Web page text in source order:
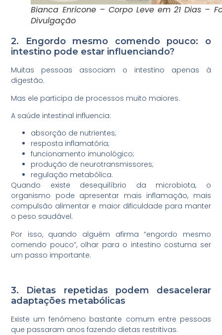
Bianca Enricone – Corpo Leve em 21 Dias –
Divulgação
2. Engordo mesmo comendo pouco: o
intestino pode estar influenciando?
Muitas pessoas associam o intestino apenas à
digestão.
Mas ele participa de processos muito maiores.
A saúde intestinal influencia:
absorção de nutrientes;
resposta inflamatória;
funcionamento imunológico;
produção de neurotransmissores;
regulação metabólica.
Quando existe desequilíbrio da microbiota, o
organismo pode apresentar mais inflamação, mais
compulsão alimentar e maior dificuldade para manter
o peso saudável.
Por isso, quando alguém afirma “engordo mesmo
comendo pouco”, olhar para o intestino costuma ser
um passo importante.
3. Dietas repetidas podem desacelerar
adaptações metabólicas
Existe um fenômeno bastante comum entre pessoas
que passaram anos fazendo dietas restritivas.